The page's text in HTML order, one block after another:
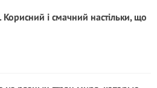
Корисний і смачний настільки, що